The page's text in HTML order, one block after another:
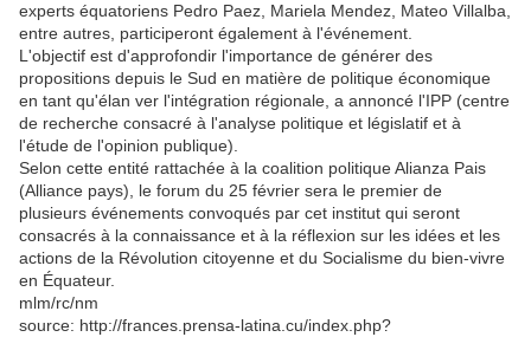
experts équatoriens Pedro Paez, Mariela Mendez, Mateo Villalba,
entre autres, participeront également à l'événement.
L'objectif est d'approfondir l'importance de générer des
propositions depuis le Sud en matière de politique économique
en tant qu'élan ver l'intégration régionale, a annoncé l'IPP (centre
de recherche consacré à l'analyse politique et législatif et à
l'étude de l'opinion publique).
Selon cette entité rattachée à la coalition politique Alianza Pais
(Alliance pays), le forum du 25 février sera le premier de
plusieurs événements convoqués par cet institut qui seront
consacrés à la connaissance et à la réflexion sur les idées et les
actions de la Révolution citoyenne et du Socialisme du bien-vivre
en Équateur.
mlm/rc/nm
source: http://frances.prensa-latina.cu/index.php?